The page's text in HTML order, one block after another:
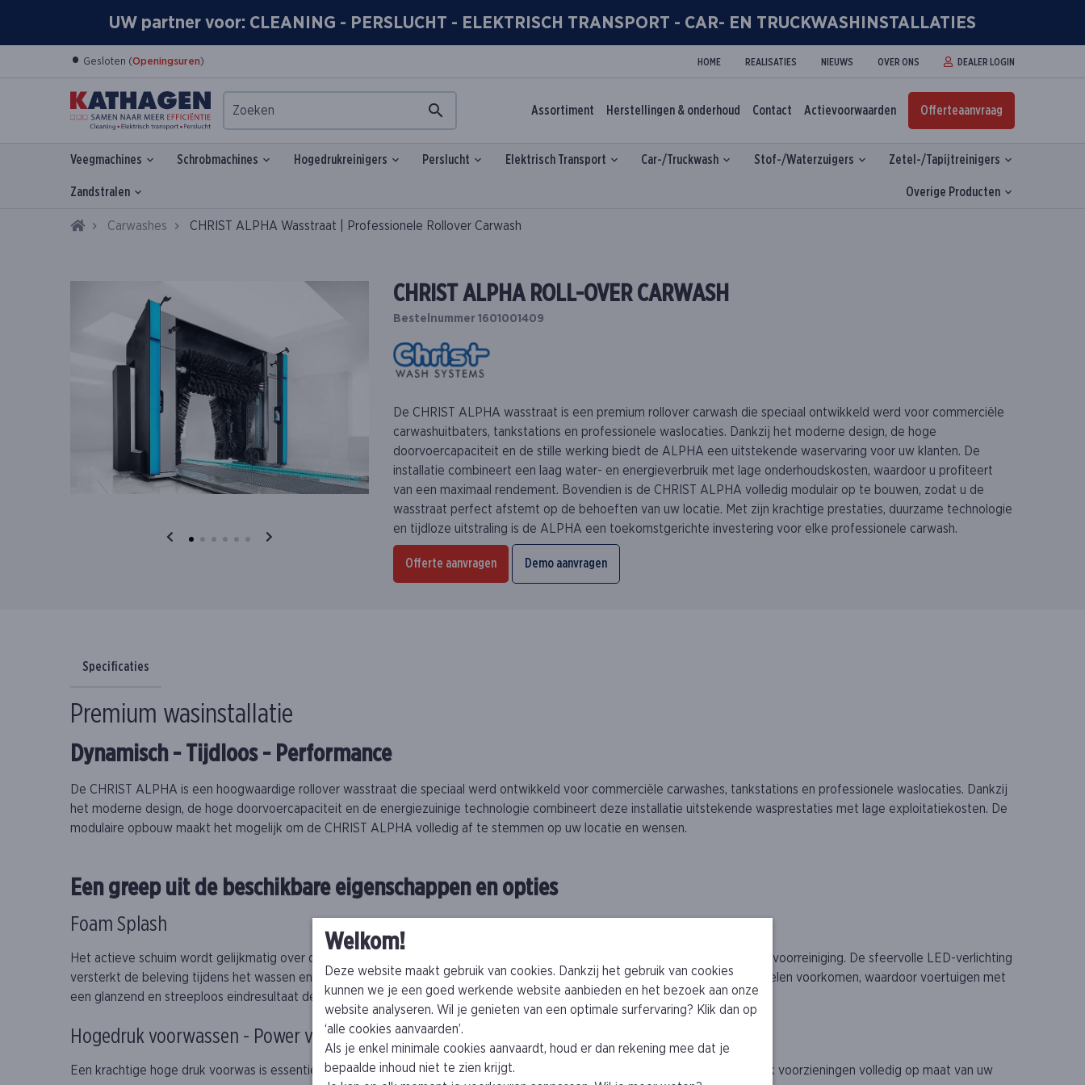
UW partner voor: CLEANING - PERSLUCHT - ELEKTRISCH TRANSPORT - CAR- EN TRUCKWASHINSTALLATIES
• Gesloten (Openingsuren) HOME REALISATIES NIEUWS OVER ONS DEALER LOGIN
Assortiment Herstellingen & onderhoud Contact Actievoorwaarden Offerteaanvraag
Veegmachines Schrobmachines Hogedrukreinigers Perslucht Elektrisch Transport Car-/Truckwash Stof-/Waterzuigers Zetel-/Tapijtreinigers
Zandstralen Overige Producten
HomeCarwashes CHRIST ALPHA Wasstraat | Professionele Rollover Carwash
CHRIST ALPHA ROLL-OVER CARWASH
Bestelnummer 1601001409
De CHRIST ALPHA wasstraat is een premium rollover carwash die speciaal ontwikkeld werd voor commerciële
carwashuitbaters, tankstations en professionele waslocaties. Dankzij het moderne design, de hoge
doorvoercapaciteit en de stille werking biedt de ALPHA een uitstekende waservaring voor uw klanten. De
installatie combineert een laag water- en energieverbruik met lage onderhoudskosten, waardoor u profiteert
van een maximaal rendement. Bovendien is de CHRIST ALPHA volledig modulair op te bouwen, zodat u de
wasstraat perfect afstemt op de behoeften van uw locatie. Met zijn krachtige prestaties, duurzame technologie
en tijdloze uitstraling is de ALPHA een toekomstgerichte investering voor elke professionele carwash.
Offerte aanvragen Demo aanvragen
Specificaties
Premium wasinstallatie
Dynamisch - Tijdloos - Performance
De CHRIST ALPHA is een hoogwaardige rollover wasstraat die speciaal werd ontwikkeld voor commerciële carwashes, tankstations en professionele waslocaties. Dankzij
het moderne design, de hoge doorvoercapaciteit en de energiezuinige technologie combineert deze installatie uitstekende wasprestaties met lage exploitatiekosten. De
modulaire opbouw maakt het mogelijk om de CHRIST ALPHA volledig af te stemmen op uw locatie en wensen.
Een greep uit de beschikbare eigenschappen en opties
Foam Splash
Het actieve schuim wordt gelijkmatig over de volledige breedte van het voertuig aangebracht voor een grondige en efficiënte voorreiniging. De sfeervolle LED-verlichting
versterkt de beleving tijdens het wassen en geeft uw carwash een moderne uitstraling. Dankzij de opvangplaat wordt nadruppelen voorkomen, waardoor voertuigen met
een glanzend en streeploos eindresultaat de wasstraat verlaten.
Hogedruk voorwassen - Power van alle kanten
Een krachtige hoge druk voorwas is essentieel voor een goed wasverloop. We kunnen de Alpha uitrusten met diverse hogedruk voorzieningen volledig op maat van uw
Welkom!
Deze website maakt gebruik van cookies. Dankzij het gebruik van cookies
kunnen we je een goed werkende website aanbieden en het bezoek aan onze
website analyseren. Wil je genieten van een optimale surfervaring? Klik dan op
‘alle cookies aanvaarden’.
Als je enkel minimale cookies aanvaardt, houd er dan rekening mee dat je
bepaalde inhoud niet te zien krijgt.